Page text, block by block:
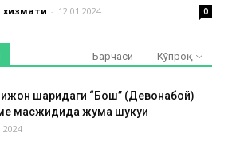
хизмати - 12.01.2024 0
Барчаси Кўпроқ
шаҳридаги “Бош” (Девонабой)
масжидида жума шукуҳи